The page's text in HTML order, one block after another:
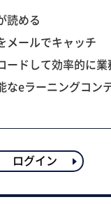
読める
メールでキャッチ
ードして効率的に業
なeラーニングコン
ログイン